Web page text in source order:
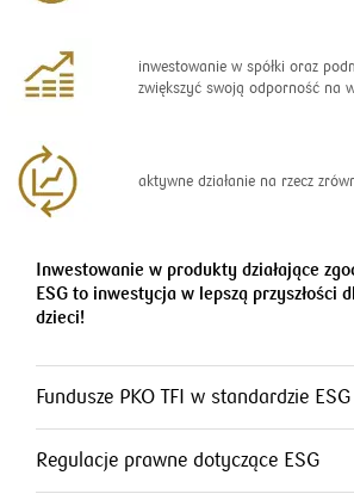
inwestowanie w spółki oraz
zwiększyć swoją odporność na
aktywne działanie na rzecz
Inwestowanie w produkty działające
ESG to inwestycja w lepszą przyszłości
dzieci!
Fundusze PKO TFI w standardzie ESG
Regulacje prawne dotyczące ESG